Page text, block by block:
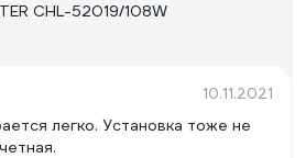
CHL-52019/108W
10.11.2021
легко. Установка тоже не